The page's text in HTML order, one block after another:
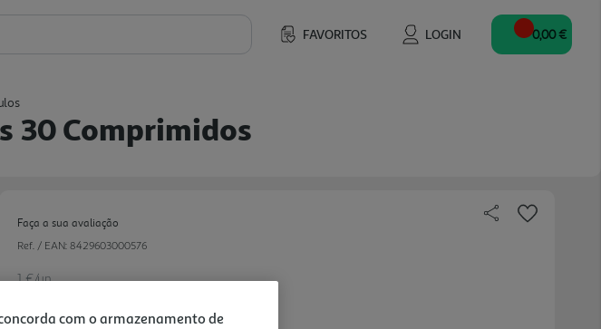
FAVORITOS LOGIN 0,00 €
30 Comprimidos
Faça a sua avaliação
Ref. / EAN: 8429603000576
1 €/un
com o armazenamento de